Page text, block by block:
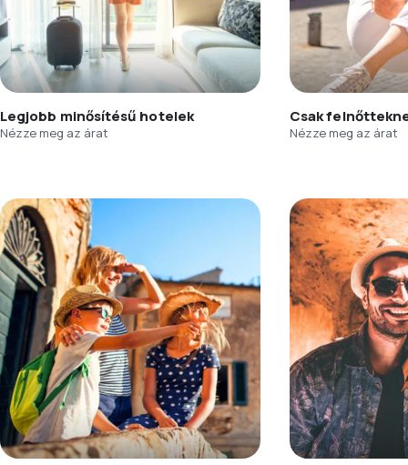
Legjobb minősítésű hotelek
Nézze meg az árat
Csak
Nézze meg az árat